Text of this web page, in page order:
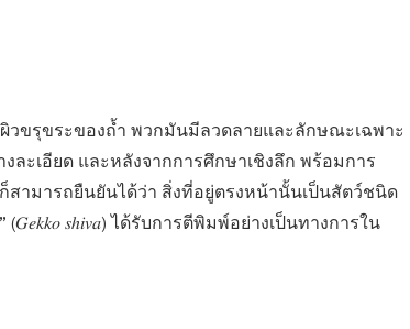
วขรุขระของถ้ำ พวกมันมีลวดลายและลักษณะเฉพาะ
ะเอียด และหลังจากการศึกษาเชิงลึก พร้อมการ
ามารถยืนยันได้ว่า สิ่งที่อยู่ตรงหน้านั้นเป็นสัตว์ชนิด
(𝐺𝑒𝑘𝑘𝑜 𝑠ℎ𝑖𝑣𝑎) ได้รับการตีพิมพ์อย่างเป็นทางการใน